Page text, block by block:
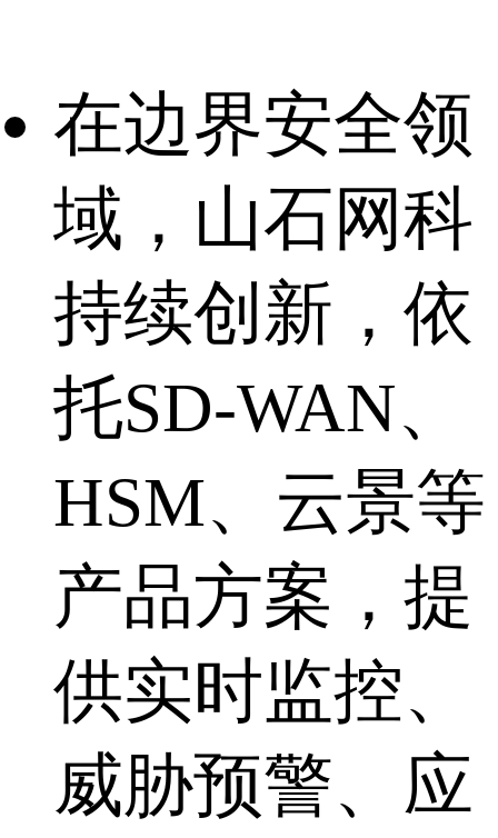
在边界安全领
域，山石网科
持续创新，依
托SD-WAN、
HSM、云景等
产品方案，提
供实时监控、
威胁预警、应